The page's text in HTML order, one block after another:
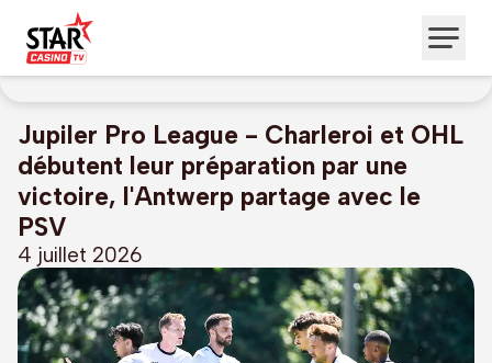
Jupiler Pro League - Charleroi et OHL
débutent leur préparation par une
victoire, l'Antwerp partage avec le
PSV
4 juillet 2026